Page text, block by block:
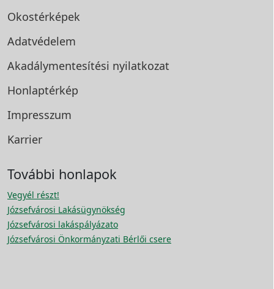
Okostérképek
Adatvédelem
Akadálymentesítési nyilatkozat
Honlaptérkép
Impresszum
Karrier
További honlapok
Vegyél részt!
Józsefvárosi Lakásügynökség
Józsefvárosi lakáspályázato
Józsefvárosi Önkormányzati Bérlői csere